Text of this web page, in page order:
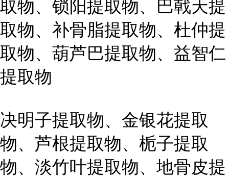
取物、锁阳提取物、巴戟天提
取物、补骨脂提取物、杜仲提
取物、葫芦巴提取物、益智仁
提取物
决明子提取物、金银花提取
物、芦根提取物、栀子提取
物、淡竹叶提取物、地骨皮提